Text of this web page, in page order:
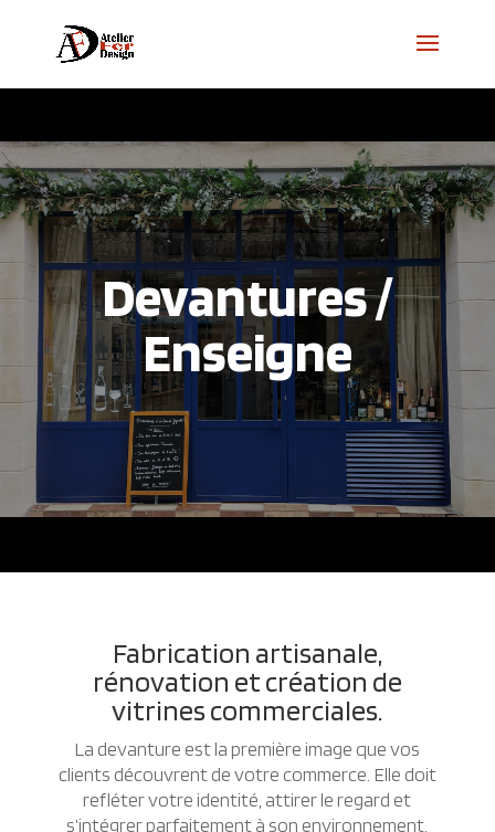
Devantures /
Enseigne
Fabrication artisanale,
rénovation et création de
vitrines commerciales.
La devanture est la première image que vos
clients découvrent de votre commerce. Elle doit
refléter votre identité, attirer le regard et
s’intégrer parfaitement à son environnement.